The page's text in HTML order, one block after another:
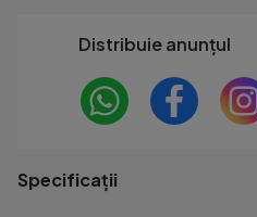
Distribuie anunțul
Specificații